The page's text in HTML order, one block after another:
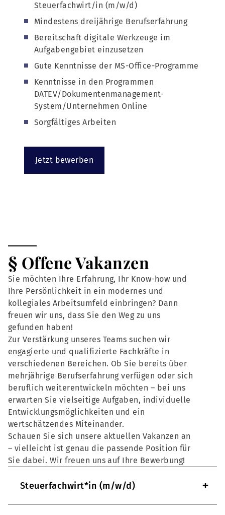
Steuerfachwirt/in (m/w/d)
Mindestens dreijährige Berufserfahrung
Bereitschaft digitale Werkzeuge im
Aufgabengebiet einzusetzen
Gute Kenntnisse der MS-Office-Programme
Kenntnisse in den Programmen
DATEV/Dokumentenmanagement-
System/Unternehmen Online
Sorgfältiges Arbeiten
Jetzt bewerben
§ Offene Vakanzen
Sie möchten Ihre Erfahrung, Ihr Know-how und
Ihre Persönlichkeit in ein modernes und
kollegiales Arbeitsumfeld einbringen? Dann
freuen wir uns, dass Sie den Weg zu uns
gefunden haben!
Zur Verstärkung unseres Teams suchen wir
engagierte und qualifizierte Fachkräfte in
verschiedenen Bereichen. Ob Sie bereits über
mehrjährige Berufserfahrung verfügen oder sich
beruflich weiterentwickeln möchten – bei uns
erwarten Sie vielseitige Aufgaben, individuelle
Entwicklungsmöglichkeiten und ein
wertschätzendes Miteinander.
Schauen Sie sich unsere aktuellen Vakanzen an
– vielleicht ist genau die passende Position für
Sie dabei. Wir freuen uns auf Ihre Bewerbung!
Steuerfachwirt*in (m/w/d) +